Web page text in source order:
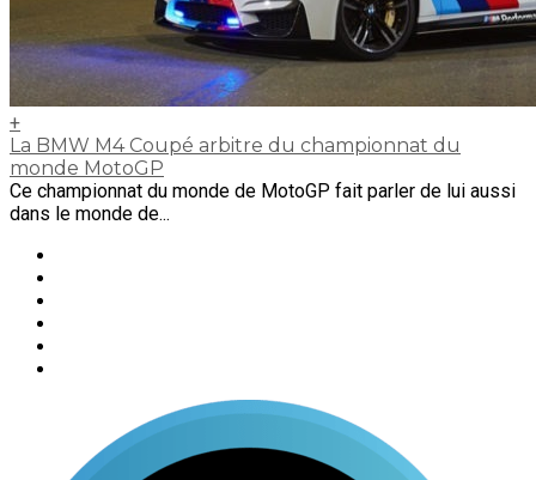
+
La BMW M4 Coupé arbitre du championnat du
monde MotoGP
Ce championnat du monde de MotoGP fait parler de lui aussi
dans le monde de...